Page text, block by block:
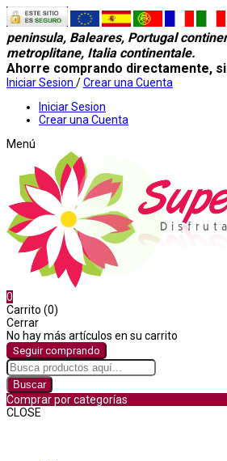
peninsula, Baleares, Portugal
metroplitane, Italia continentale.
Ahorre comprando directamente,
Iniciar Sesion /Crear una Cuenta
Iniciar Sesion
Crear una Cuenta
Menú
0
Carrito (0)
Cerrar
No hay más artículos en su carrito
Seguir comprando
Buscar
Comprar por categorías
CLOSE